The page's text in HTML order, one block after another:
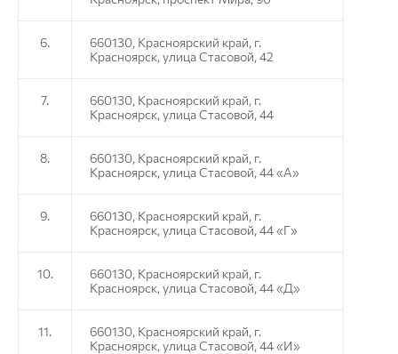
6.
660130, Красноярский край, г.
Красноярск, улица Стасовой, 42
7.
660130, Красноярский край, г.
Красноярск, улица Стасовой, 44
8.
660130, Красноярский край, г.
Красноярск, улица Стасовой, 44 «А»
9.
660130, Красноярский край, г.
Красноярск, улица Стасовой, 44 «Г»
10.
660130, Красноярский край, г.
Красноярск, улица Стасовой, 44 «Д»
11.
660130, Красноярский край, г.
Красноярск, улица Стасовой, 44 «И»